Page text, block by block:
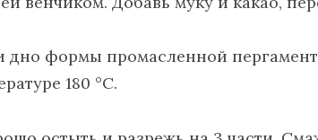
дно формы промасленной
180 °С.